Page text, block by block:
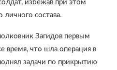
избежав при этом
личного состава.
Загидов первым
время, что шла операция в
задачи по прикрытию